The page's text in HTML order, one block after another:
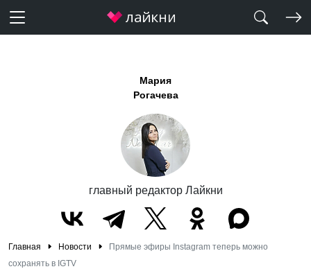
Мария
Рогачева
главный редактор Лайкни
Главная Новости
Прямые эфиры Instagram теперь можно
сохранять в IGTV